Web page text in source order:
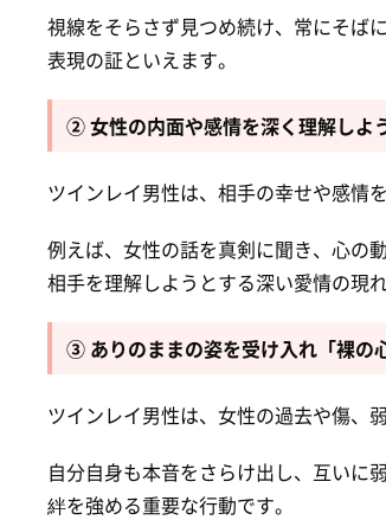
視線をそらさず見つめ続け、常にそば
表現の証といえます。
② 女性の内面や感情を深く理解しよ
ツインレイ男性は、相手の幸せや感情
例えば、女性の話を真剣に聞き、心の
相手を理解しようとする深い愛情の現れ
③ ありのままの姿を受け入れ「裸の
ツインレイ男性は、女性の過去や傷、
自分自身も本音をさらけ出し、互いに
絆を強める重要な行動です。